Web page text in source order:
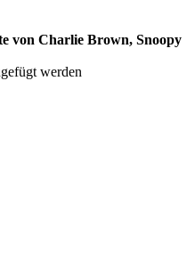
von Charlie Brown, Snoopy
werden